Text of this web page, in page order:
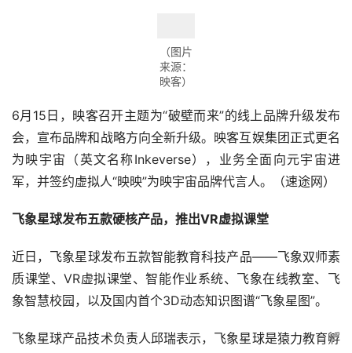
（图片
来源：
映客）
6月15日，映客召开主题为“破壁而来”的线上品牌升级发布
会，宣布品牌和战略方向全新升级。映客互娱集团正式更名
为映宇宙（英文名称Inkeverse），业务全面向元宇宙进
军，并签约虚拟人“映映”为映宇宙品牌代言人。（速途网）
飞象星球发布五款硬核产品，推出VR虚拟课堂
近日，飞象星球发布五款智能教育科技产品——飞象双师素
质课堂、VR虚拟课堂、智能作业系统、飞象在线教室、飞
象智慧校园，以及国内首个3D动态知识图谱“飞象星图”。
飞象星球产品技术负责人邱瑞表示，飞象星球是猿力教育孵